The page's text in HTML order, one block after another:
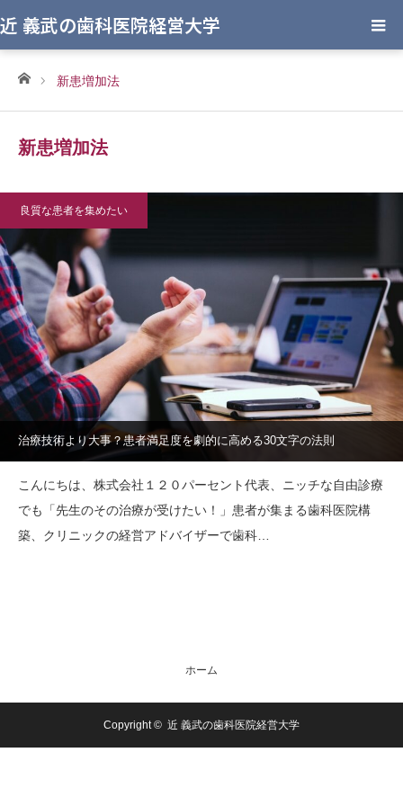
近 義武の歯科医院経営大学
ホーム新患増加法
新患増加法
良質な患者を集めたい
治療技術より大事？患者満足度を劇的に高める30文字の法則
こんにちは、株式会社１２０パーセント代表、ニッチな自由診療
でも「先生のその治療が受けたい！」患者が集まる歯科医院構
築、クリニックの経営アドバイザーで歯科…
ホーム
Copyright © 近 義武の歯科医院経営大学